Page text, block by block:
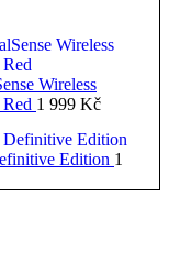
Wireless
1 999 Kč
Edition 1